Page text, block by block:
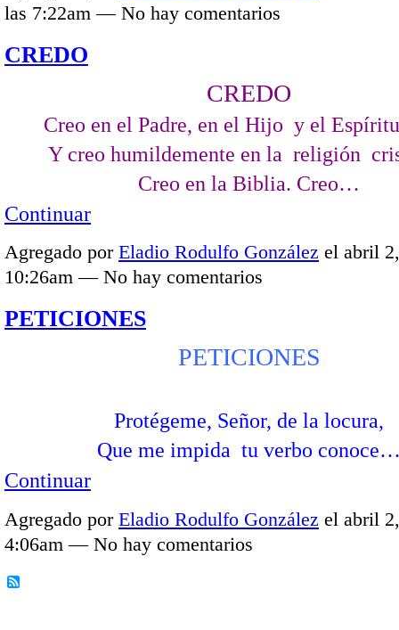
las 7:22am — No hay comentarios
CREDO
CREDO
Creo en el Padre, en el Hijo y el
Y creo humildemente en la religión
Creo en la Biblia. Creo…
Continuar
Agregado por Eladio Rodulfo González el abril
10:26am — No hay comentarios
PETICIONES
PETICIONES
Protégeme, Señor, de la locura,
Que me impida tu verbo
Continuar
Agregado por Eladio Rodulfo González el abril
4:06am — No hay comentarios